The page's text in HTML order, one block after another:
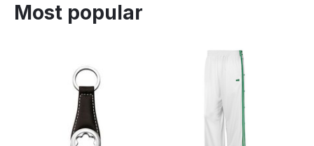
Most popular